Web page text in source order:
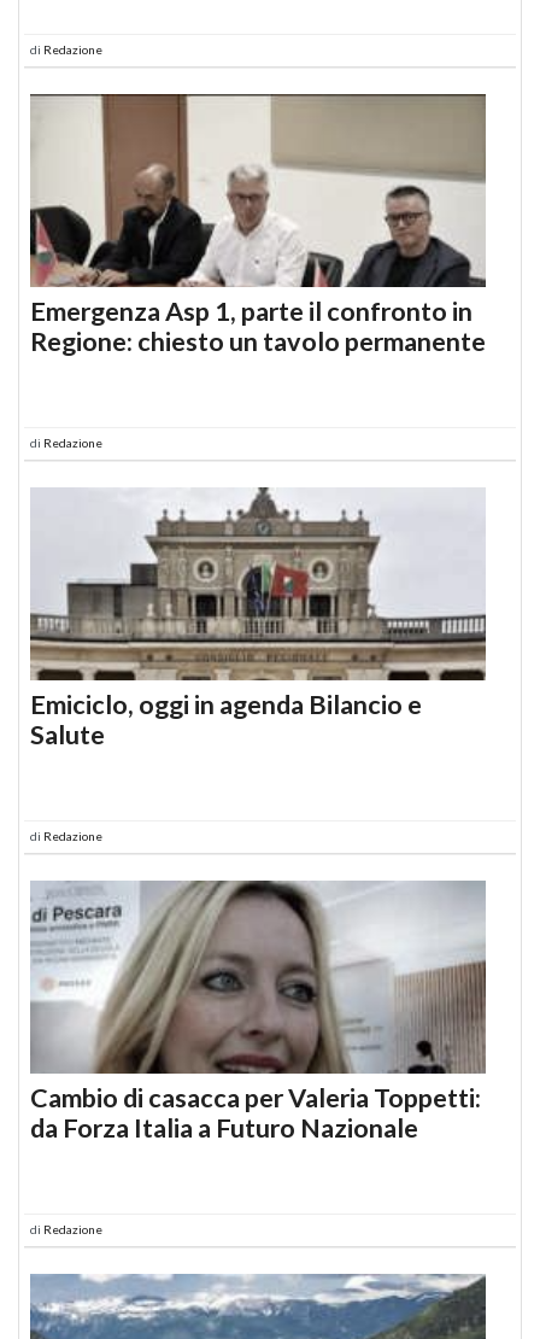
di Redazione
Emergenza Asp 1, parte il confronto in
Regione: chiesto un tavolo permanente
di Redazione
Emiciclo, oggi in agenda Bilancio e
Salute
di Redazione
Cambio di casacca per Valeria Toppetti:
da Forza Italia a Futuro Nazionale
di Redazione